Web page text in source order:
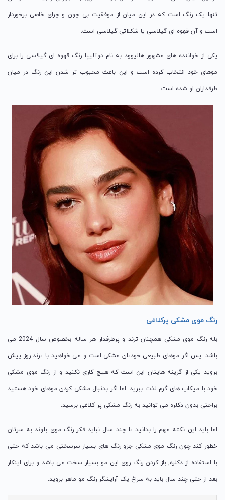
تنها یک رنگ است که در این میان از موفقیت بی چون و چرای خاصی برخوردار
است و آن قهوه ای گیلاسی یا شکلاتی گیلاسی است.
یکی از خواننده های مشهور هالیوود به نام دوآلیپا رنگ قهوه ای گیلاسی را برای
موهای خود انتخاب کرده است و این باعث محبوب تر شدن این رنگ در میان
طرفداران او شده است.
رنگ موی مشکی پرکلاغی
بله رنگ موی مشکی همچنان ترند و پرطرفدار هر ساله بخصوص سال 2024 می
باشد. پس اگر موهای طبیعی خودتان مشکی است و می خواهید با ترند روز پیش
بروید یکی از گزینه هایتان این است که هیچ کاری نکنید و از رنگ موی مشکی
خود با میکاپ های گرم لذت ببرید. اما اگر بدنبال مشکی کردن موهای خود هستید
براحتی بدون دکلره می توانید به رنگ مشکی پر کلاغی برسید.
اما باید این نکته مهم را بدانید تا چند سال نباید فکر رنگ موی بلوند به سرتان
خطور کند چون رنگ موی مشکی جزو رنگ های بسیار سرسختی می باشد که حتی
با استفاده از دکلره, باز کردن رنگ روی این مو بسیار سخت می باشد و برای اینکار
بعد از حتی چند سال باید به سراغ یک آرایشگر رنگ مو ماهر بروید.